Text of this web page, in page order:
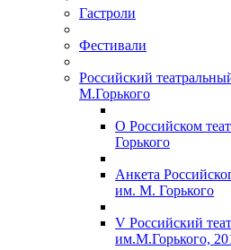
Гастроли
Фестивали
Российский
М.Горького
О Российском
Горького
Анкета
им. М. Горького
V Российский
им.М.Горького,